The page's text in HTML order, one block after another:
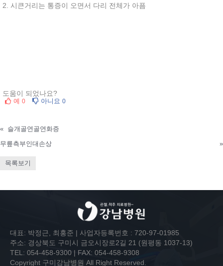
2. 시큰거리는 통증이 오면서 다리 전체가 아픔
도움이 되었나요?
예 0 아니요 0
« 슬개골연골연화증
무릎측부인대손상
»
목록보기
대표: 박정근, 최홍준 | 사업자등록번호 : 720-97-01985
주소: 경상북도 구미시 금오시장로2길 21 (원평동 1037-13)
TEL: 054-458-9300 | FAX: 054-458-9308
Copyright 구미강남병원 All Right Reserved.